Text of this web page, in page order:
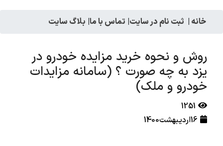
خانه | ثبت نام در سایت| تماس با ما| بلاگ سایت
روش و نحوه خرید مزایده خودرو در
یزد به چه صورت ؟ (سامانه مزایدات
خودرو و ملک)
1251
16اردیبهشت1400